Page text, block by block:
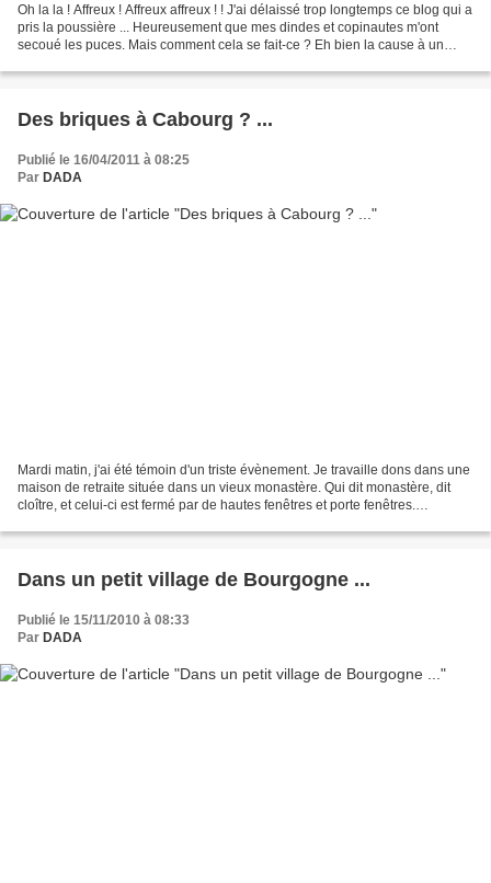
Oh la la ! Affreux ! Affreux affreux ! ! J'ai délaissé trop longtemps ce blog qui a
pris la poussière ... Heureusement que mes dindes et copinautes m'ont
secoué les puces. Mais comment cela se fait-ce ? Eh bien la cause à un
Des briques à Cabourg ? ...
Publié le 16/04/2011 à 08:25
Par DADA
Mardi matin, j'ai été témoin d'un triste évènement. Je travaille dons dans une
maison de retraite située dans un vieux monastère. Qui dit monastère, dit
cloître, et celui-ci est fermé par de hautes fenêtres et porte fenêtres.
Dans un petit village de Bourgogne ...
Publié le 15/11/2010 à 08:33
Par DADA